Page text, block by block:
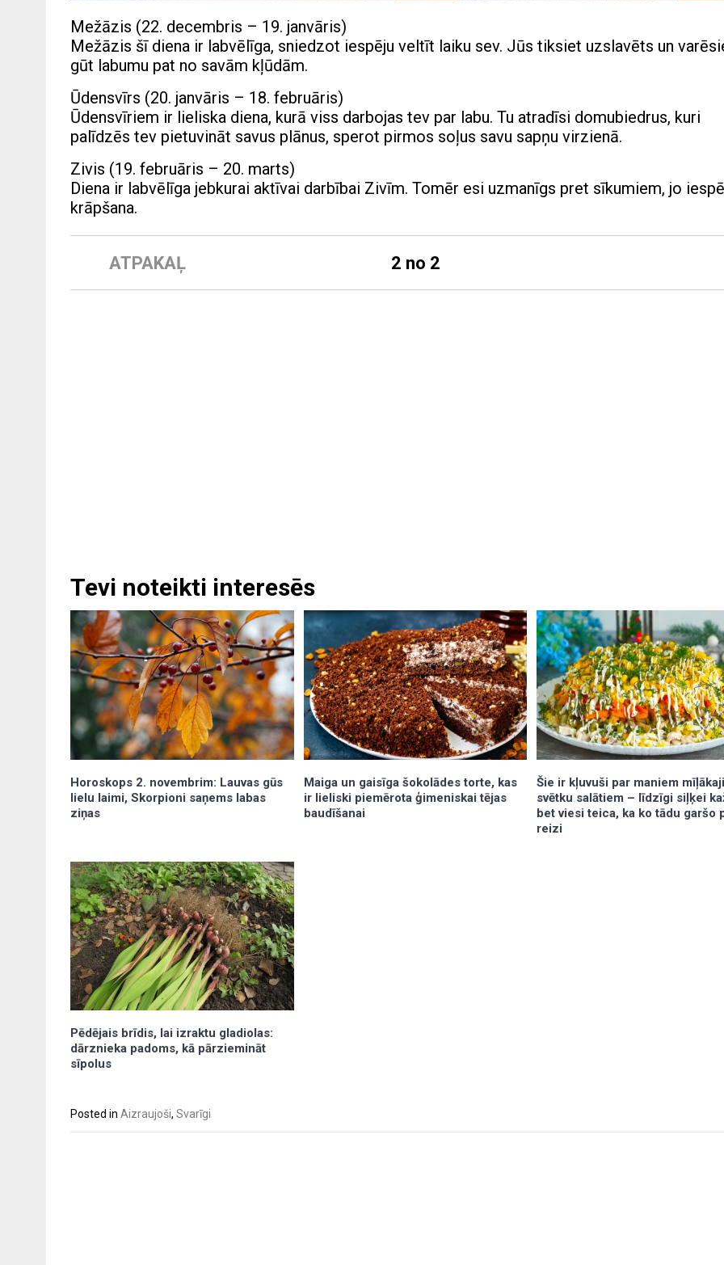
Mežāzis (22. decembris – 19. janvāris)
Mežāzis šī diena ir labvēlīga, sniedzot iespēju veltīt laiku sev. Jūs tiksiet uzslavēts un
gūt labumu pat no savām kļūdām.
Ūdensvīrs (20. janvāris – 18. februāris)
Ūdensvīriem ir lieliska diena, kurā viss darbojas tev par labu. Tu atradīsi domubiedrus, kuri
palīdzēs tev pietuvināt savus plānus, sperot pirmos soļus savu sapņu virzienā.
Zivis (19. februāris – 20. marts)
Diena ir labvēlīga jebkurai aktīvai darbībai Zivīm. Tomēr esi uzmanīgs pret sīkumiem, jo
krāpšana.
ATPAKAĻ 2 no 2
Tevi noteikti interesēs
Horoskops 2. novembrim: Lauvas gūs
lielu laimi, Skorpioni saņems labas
ziņas
Maiga un gaisīga šokolādes torte, kas
ir lieliski piemērota ģimeniskai tējas
baudīšanai
Šie ir kļuvuši par maniem
svētku salātiem – līdzīgi siļķei
bet viesi teica, ka ko tādu garšo
reizi
Pēdējais brīdis, lai izraktu gladiolas:
dārznieka padoms, kā pārziemināt
sīpolus
Posted in Aizraujoši, Svarīgi